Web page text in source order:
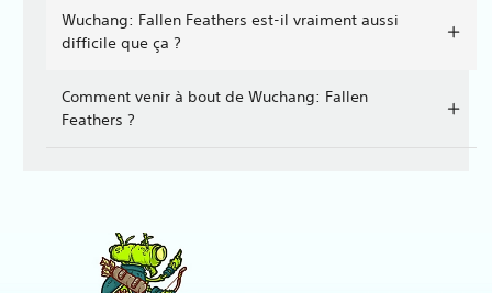
Wuchang: Fallen Feathers est-il vraiment aussi
difficile que ça ?
Comment venir à bout de Wuchang: Fallen
Feathers ?